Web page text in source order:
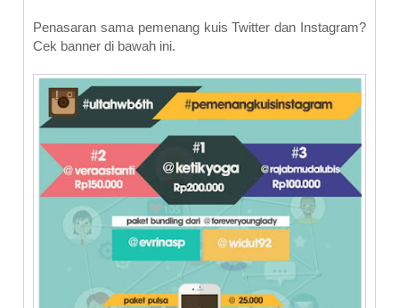
Penasaran sama pemenang kuis Twitter dan Instagram?
Cek banner di bawah ini.